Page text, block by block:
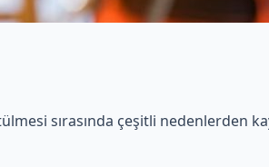
sırasında çeşitli nedenlerden